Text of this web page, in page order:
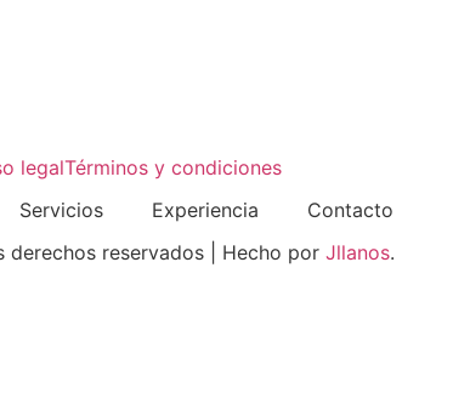
legalTérminos y condiciones
Servicios Experiencia
Contacto
derechos reservados | Hecho por Jllanos.